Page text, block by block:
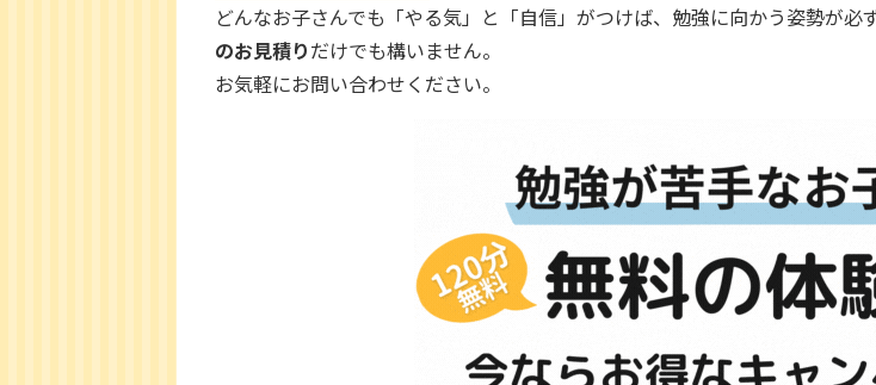
どんなお子さんでも「やる気」と「自信」がつけば、勉強に向かう姿勢が必
のお見積りだけでも構いません。
お気軽にお問い合わせください。